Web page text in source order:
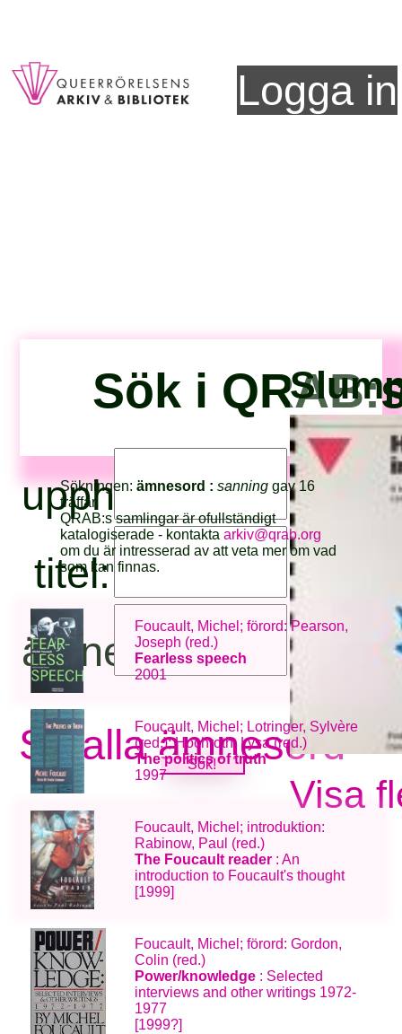
Logga in
Sök i
upphovsperson:
titel:
ämnesord:
Se alla ämnesord
Visa
Sökningen:ämnesord :sanning gav 16
träffar.
QRAB:s samlingar är ofullständigt
katalogiserade - kontaktaarkiv@qrab.org
om du är intresserad av att veta mer om vad
som kan finnas.
Foucault, Michel; förord: Pearson,
Joseph (red.)
Fearless speech
2001
Foucault, Michel; Lotringer, Sylvère
(red.); Hochroth, Lysa (red.)
The politics of truth
1997
Foucault, Michel; introduktion:
Rabinow, Paul (red.)
The Foucault reader : An
introduction to Foucault's thought
[1999]
Foucault, Michel; förord: Gordon,
Colin (red.)
Power/knowledge : Selected
interviews and other writings 1972-
1977
[1999?]